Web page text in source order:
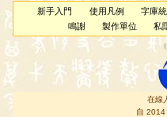
新手入門 使用凡例 字庫
鳴謝
製作單位 私
（
在線
自 2014